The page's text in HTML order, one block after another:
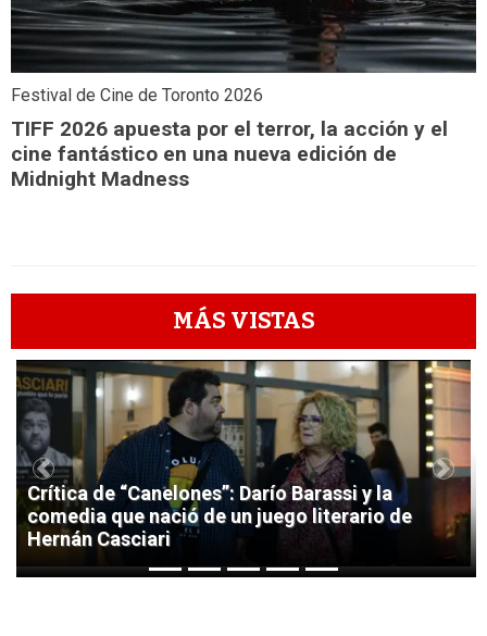
Festival de Cine de Toronto 2026
TIFF 2026 apuesta por el terror, la acción y el
cine fantástico en una nueva edición de
Midnight Madness
MÁS VISTAS
1
Crítica de “Canelones”: Darío Barassi y la
comedia que nació de un juego literario de
Hernán Casciari
Previous Next